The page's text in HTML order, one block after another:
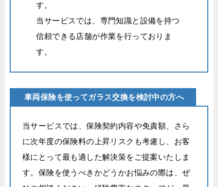
す。
当サービスでは、専門知識と設備を持つ
信頼できる店舗が作業を行っておりま
す。
車両保険を使ってガラス交換を検討中の方へ
当サービスでは、保険契約内容や免責額、さら
に次年度の保険料の上昇リスクも考慮し、お客
様にとって最も適した解決策をご提案いたしま
す。保険を使うべきかどうかお悩みの際は、ぜ